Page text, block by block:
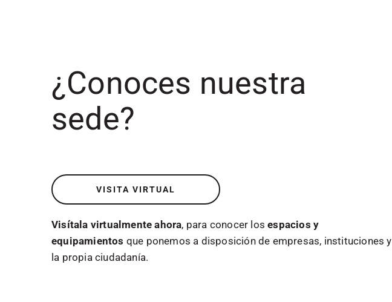
¿Conoces nuestra
sede?
VISITA VIRTUAL
Visítala virtualmente ahora, para conocer losespacios y
equipamientos que ponemos a disposición de empresas, instituciones y
la propia ciudadanía.